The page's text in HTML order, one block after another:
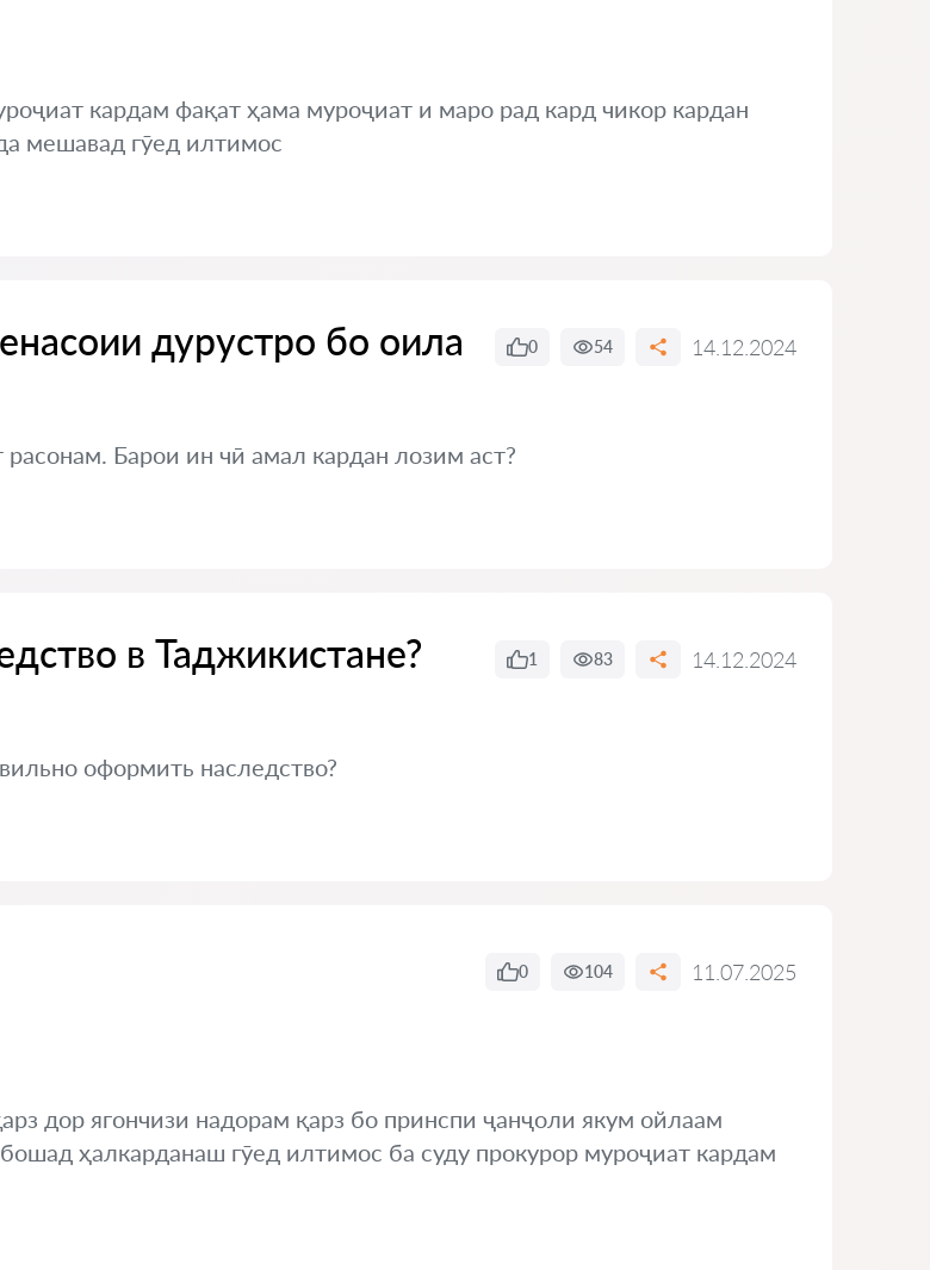
кардам фақат ҳама муроҷиат и маро рад кард чикор кардан
мешавад гӯед илтимос
дурустро бо оила
0 54 14.12.2024
Барои ин чӣ амал кардан лозим аст?
в Таджикистане? 1 83 14.12.2024
оформить наследство?
0 104 11.07.2025
дор ягончизи надорам қарз бо принспи ҷанҷоли якум ойлаам
ҳалкарданаш гӯед илтимос ба суду прокурор муроҷиат кардам